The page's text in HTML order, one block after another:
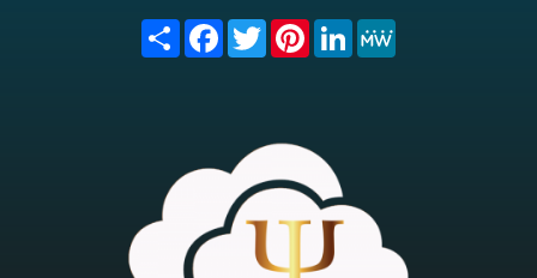
Share FacebookTwitterPinterest
LinkedIn